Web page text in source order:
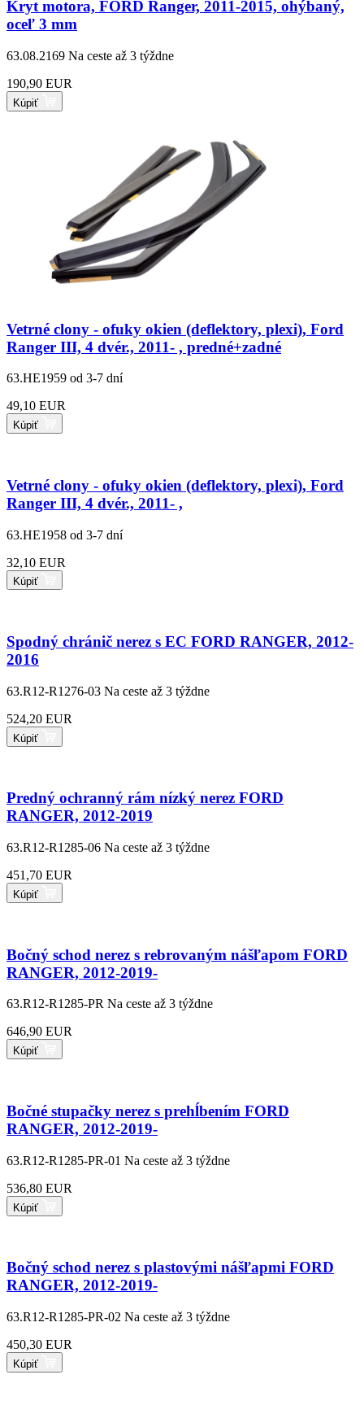
Kryt motora, FORD Ranger, 2011-2015, ohýbaný,
oceľ 3 mm
63.08.2169 Na ceste až 3 týždne
190,90 EUR
Kúpiť
Vetrné clony - ofuky okien (deflektory, plexi), Ford
Ranger III, 4 dvér., 2011- , predné+zadné
63.HE1959 od 3-7 dní
49,10 EUR
Kúpiť
Vetrné clony - ofuky okien (deflektory, plexi), Ford
Ranger III, 4 dvér., 2011- ,
63.HE1958 od 3-7 dní
32,10 EUR
Kúpiť
Spodný chránič nerez s EC FORD RANGER, 2012-
2016
63.R12-R1276-03 Na ceste až 3 týždne
524,20 EUR
Kúpiť
Predný ochranný rám nízký nerez FORD
RANGER, 2012-2019
63.R12-R1285-06 Na ceste až 3 týždne
451,70 EUR
Kúpiť
Bočný schod nerez s rebrovaným nášľapom FORD
RANGER, 2012-2019-
63.R12-R1285-PR Na ceste až 3 týždne
646,90 EUR
Kúpiť
Bočné stupačky nerez s prehĺbením FORD
RANGER, 2012-2019-
63.R12-R1285-PR-01 Na ceste až 3 týždne
536,80 EUR
Kúpiť
Bočný schod nerez s plastovými nášľapmi FORD
RANGER, 2012-2019-
63.R12-R1285-PR-02 Na ceste až 3 týždne
450,30 EUR
Kúpiť